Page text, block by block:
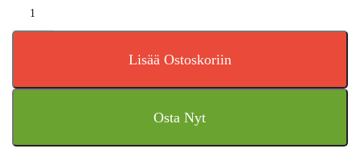
Lisää Ostoskoriin
Osta Nyt